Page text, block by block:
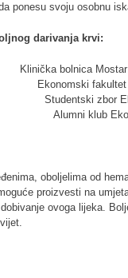
ponesu svoju osobnu
darivanja krvi:
Klinička bolnica
Ekonomski
Studentski zbor
Alumni klub
oboljelima od
proizvesti na
ovoga lijeka.